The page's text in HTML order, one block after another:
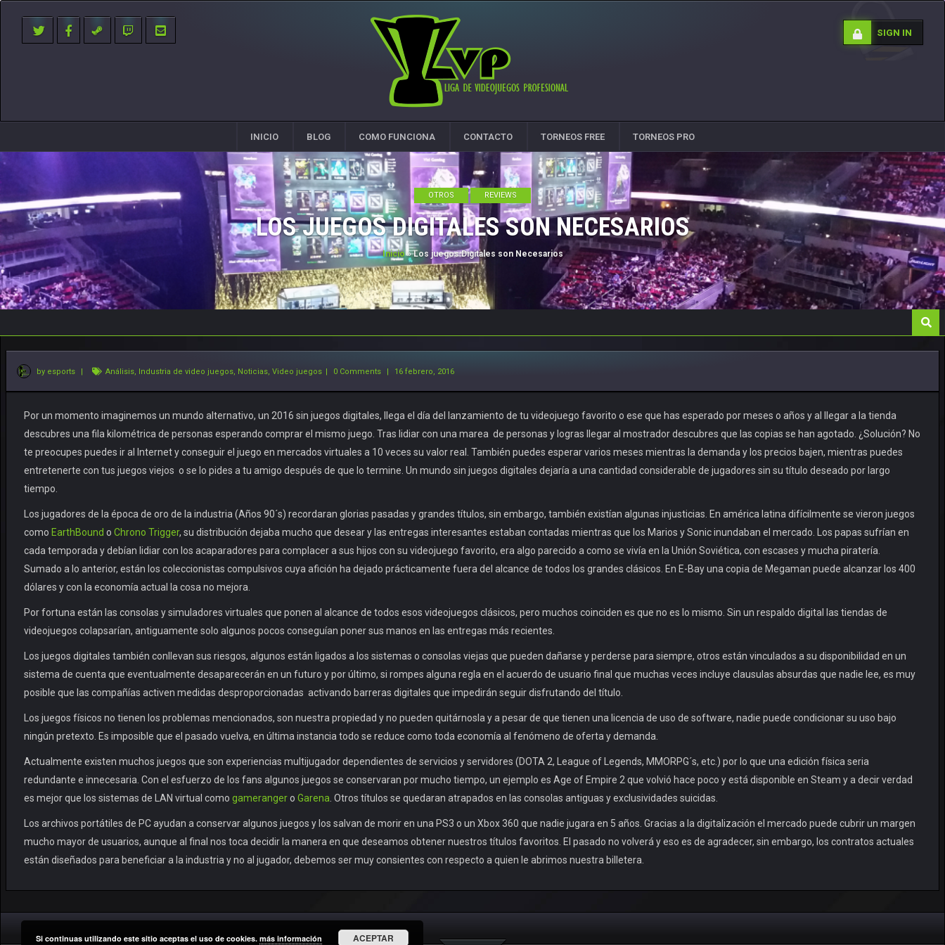
SIGN IN
INICIO BLOG COMO FUNCIONA CONTACTO TORNEOS FREE TORNEOS PRO
OTROS REVIEWS
LOS JUEGOS DIGITALES SON NECESARIOS
Inicio»Los juegos Digitales son Necesarios
by esports | Análisis, Industria de video juegos, Noticias, Video juegos | 0 Comments | 16 febrero, 2016
Por un momento imaginemos un mundo alternativo, un 2016 sin juegos digitales, llega el día del lanzamiento de tu videojuego favorito o ese que has esperado por meses o años y al llegar a la tienda
descubres una fila kilométrica de personas esperando comprar el mismo juego. Tras lidiar con una marea de personas y logras llegar al mostrador descubres que las copias se han agotado. ¿Solución? No
te preocupes puedes ir al Internet y conseguir el juego en mercados virtuales a 10 veces su valor real. También puedes esperar varios meses mientras la demanda y los precios bajen, mientras puedes
entretenerte con tus juegos viejos o se lo pides a tu amigo después de que lo termine. Un mundo sin juegos digitales dejaría a una cantidad considerable de jugadores sin su título deseado por largo
tiempo.
Los jugadores de la época de oro de la industria (Años 90´s) recordaran glorias pasadas y grandes títulos, sin embargo, también existían algunas injusticias. En américa latina difícilmente se vieron juegos
como EarthBound o Chrono Trigger, su distribución dejaba mucho que desear y las entregas interesantes estaban contadas mientras que los Marios y Sonic inundaban el mercado. Los papas sufrían en
cada temporada y debían lidiar con los acaparadores para complacer a sus hijos con su videojuego favorito, era algo parecido a como se vivía en la Unión Soviética, con escases y mucha piratería.
Sumado a lo anterior, están los coleccionistas compulsivos cuya afición ha dejado prácticamente fuera del alcance de todos los grandes clásicos. En E-Bay una copia de Megaman puede alcanzar los 400
dólares y con la economía actual la cosa no mejora.
Por fortuna están las consolas y simuladores virtuales que ponen al alcance de todos esos videojuegos clásicos, pero muchos coinciden es que no es lo mismo. Sin un respaldo digital las tiendas de
videojuegos colapsarían, antiguamente solo algunos pocos conseguían poner sus manos en las entregas más recientes.
Los juegos digitales también conllevan sus riesgos, algunos están ligados a los sistemas o consolas viejas que pueden dañarse y perderse para siempre, otros están vinculados a su disponibilidad en un
sistema de cuenta que eventualmente desaparecerán en un futuro y por último, si rompes alguna regla en el acuerdo de usuario final que muchas veces incluye clausulas absurdas que nadie lee, es muy
posible que las compañías activen medidas desproporcionadas activando barreras digitales que impedirán seguir disfrutando del título.
Los juegos físicos no tienen los problemas mencionados, son nuestra propiedad y no pueden quitárnosla y a pesar de que tienen una licencia de uso de software, nadie puede condicionar su uso bajo
ningún pretexto. Es imposible que el pasado vuelva, en última instancia todo se reduce como toda economía al fenómeno de oferta y demanda.
Actualmente existen muchos juegos que son experiencias multijugador dependientes de servicios y servidores (DOTA 2, League of Legends, MMORPG´s, etc.) por lo que una edición física seria
redundante e innecesaria. Con el esfuerzo de los fans algunos juegos se conservaran por mucho tiempo, un ejemplo es Age of Empire 2 que volvió hace poco y está disponible en Steam y a decir verdad
es mejor que los sistemas de LAN virtual como gamerangero Garena . Otros títulos se quedaran atrapados en las consolas antiguas y exclusividades suicidas.
Los archivos portátiles de PC ayudan a conservar algunos juegos y los salvan de morir en una PS3 o un Xbox 360 que nadie jugara en 5 años. Gracias a la digitalización el mercado puede cubrir un margen
mucho mayor de usuarios, aunque al final nos toca decidir la manera en que deseamos obtener nuestros títulos favoritos. El pasado no volverá y eso es de agradecer, sin embargo, los contratos actuales
están diseñados para beneficiar a la industria y no al jugador, debemos ser muy consientes con respecto a quien le abrimos nuestra billetera.
Si continuas utilizando este sitio aceptas el uso de cookies. más información ACEPTAR